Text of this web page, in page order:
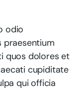
odio
praesentium
quos dolores et
cupiditate
qui officia